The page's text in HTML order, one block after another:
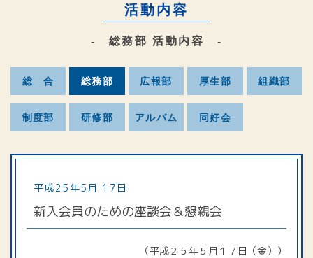
活動内容
- 総務部 活動内容 -
総 合 総務部 広報部 厚生部 組織部
制度部 研修部 アルバム 同好会
平成25年5月 17日
新入会員のための座談会＆懇親会
（平成２５年５月１７日（金））